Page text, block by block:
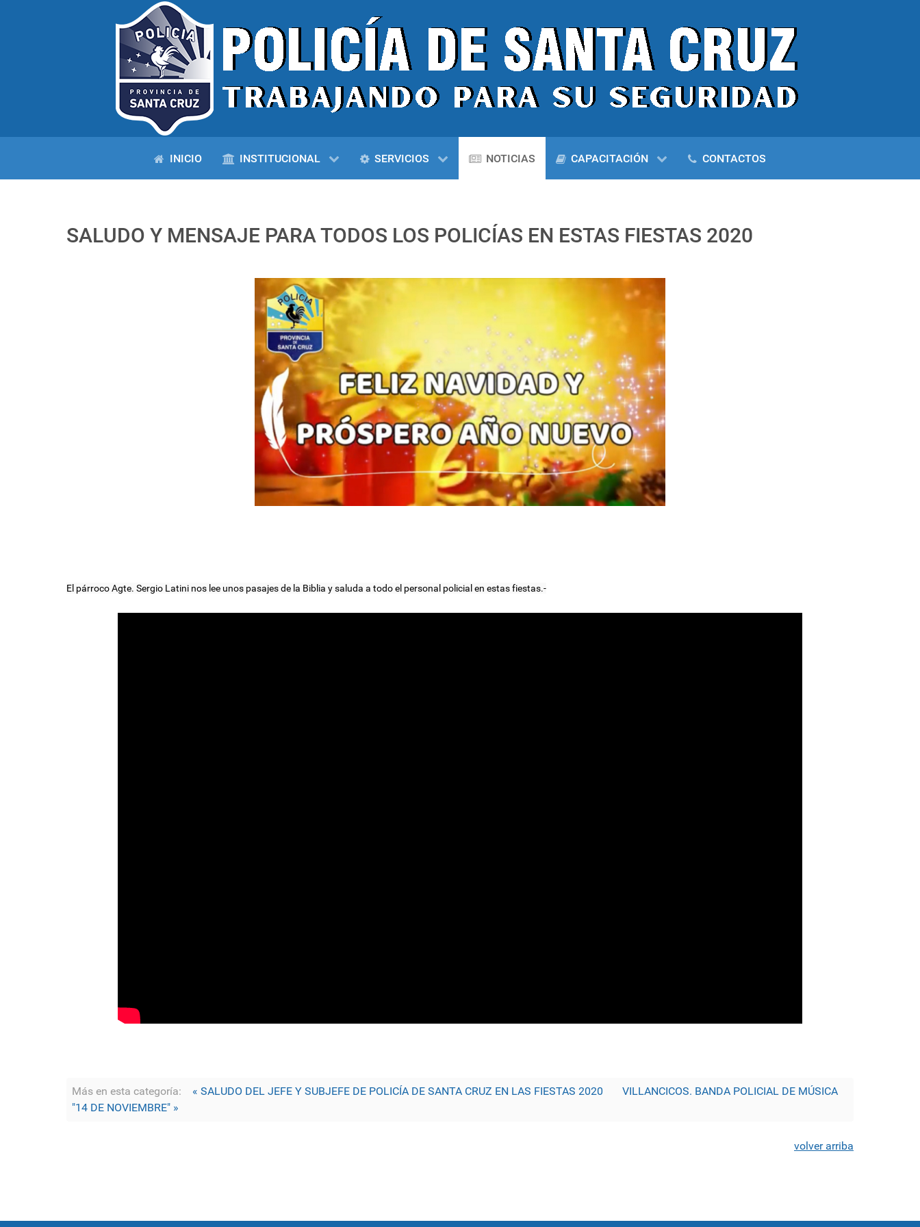
INICIO INSTITUCIONAL SERVICIOS NOTICIAS CAPACITACIÓN CONTACTOS
SALUDO Y MENSAJE PARA TODOS LOS POLICÍAS EN ESTAS FIESTAS 2020
El párroco Agte. Sergio Latini nos lee unos pasajes de la Biblia y saluda a todo el personal policial en estas fiestas.-
Más en esta categoría: « SALUDO DEL JEFE Y SUBJEFE DE POLICÍA DE SANTA CRUZ EN LAS FIESTAS 2020
VILLANCICOS. BANDA POLICIAL DE MÚSICA
"14 DE NOVIEMBRE" »
volver arriba